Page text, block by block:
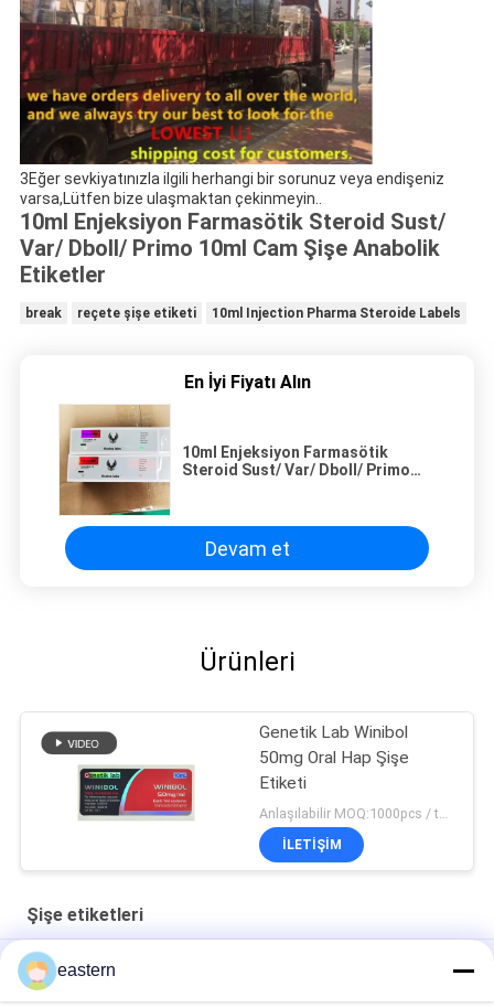
3Eğer sevkiyatınızla ilgili herhangi bir sorunuz veya endişeniz
varsa,Lütfen bize ulaşmaktan çekinmeyin..
10ml Enjeksiyon Farmasötik Steroid Sust/
Var/ Dboll/ Primo 10ml Cam Şişe Anabolik
Etiketler
break reçete şişe etiketi 10ml Injection Pharma Steroide Labels
En İyi Fiyatı Alın
10ml Enjeksiyon Farmasötik
Steroid Sust/ Var/ Dboll/ Primo
Devam et
Ürünleri
Genetik Lab Winibol
50mg Oral Hap Şişe
Etiketi
İLETIŞIM
Şişe etiketleri
Cialis Tadalafils 100mg Oral kullanım için Etiketler
eastern